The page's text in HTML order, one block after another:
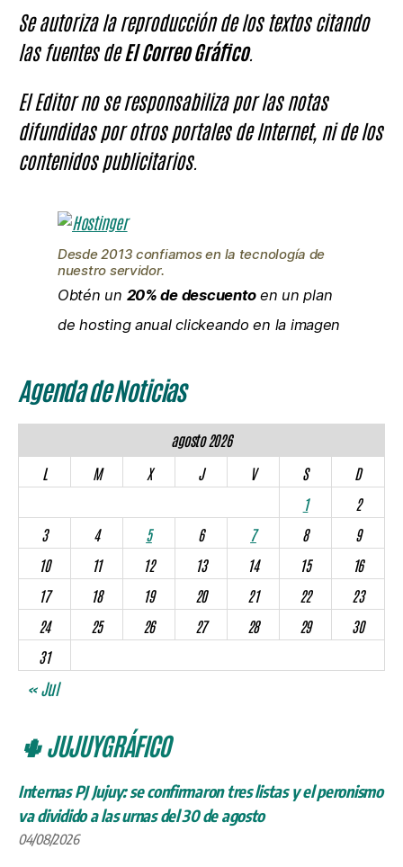
Se autoriza la reproducción de los textos citando
las fuentes deEl Correo Gráfico.
El Editor no se responsabiliza por las notas
difundidas por otros portales de Internet, ni de los
contenidos publicitarios.
Desde 2013 confiamos en la tecnología de
nuestro servidor.
Obtén un 20% de descuentoen un plan
de hosting anual clickeando en la imagen
Agenda de Noticias
agosto 2026
L
M X J V S
D
1
2
3
4 5 6 7 8
9
10
11 12 13 14 15
16
17
18 19 20 21 22
23
24
25 26 27 28 29
30
31
« Jul
🌵 JUJUYGRÁFICO
Internas PJ Jujuy: se confirmaron tres listas y el peronismo
va dividido a las urnas del 30 de agosto
04/08/2026